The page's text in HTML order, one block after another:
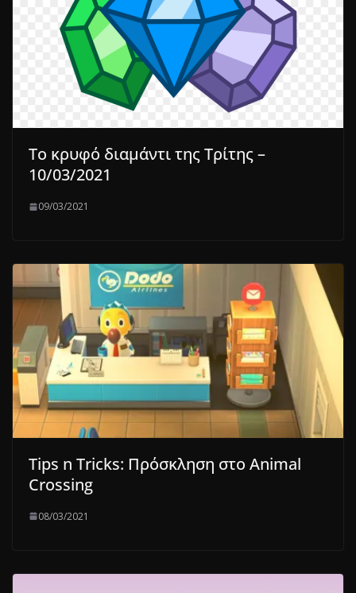
To κρυφό διαμάντι της Τρίτης –
10/03/2021
09/03/2021
Tips n Tricks: Πρόσκληση στο Animal
Crossing
08/03/2021